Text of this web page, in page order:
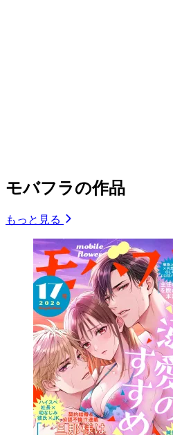
モバフラの作品
もっと見る